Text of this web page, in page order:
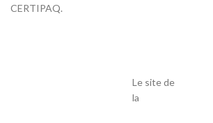
CERTIPAQ.
Le site de
la